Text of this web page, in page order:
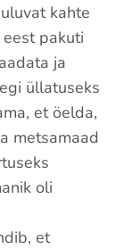
kahte
pakuti
ja
üllatuseks
et öelda,
metsamaad
oli
et